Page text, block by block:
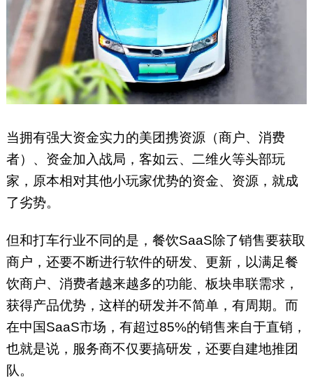
当拥有强大资金实力的美团携资源（商户、消费
者）、资金加入战局，客如云、二维火等头部玩
家，原本相对其他小玩家优势的资金、资源，就成
了劣势。
但和打车行业不同的是，餐饮SaaS除了销售要获取
商户，还要不断进行软件的研发、更新，以满足餐
饮商户、消费者越来越多的功能、板块串联需求，
获得产品优势，这样的研发并不简单，有周期。而
在中国SaaS市场，有超过85%的销售来自于直销，
也就是说，服务商不仅要搞研发，还要自建地推团
队。